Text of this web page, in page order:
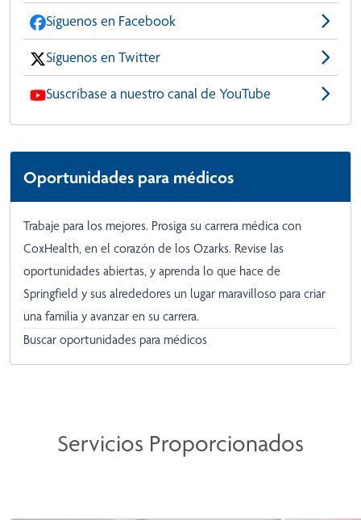
Síguenos en Facebook
Síguenos en Twitter
Suscríbase a nuestro canal de YouTube
Oportunidades para médicos
Trabaje para los mejores. Prosiga su carrera médica con
CoxHealth, en el corazón de los Ozarks. Revise las
oportunidades abiertas, y aprenda lo que hace de
Springfield y sus alrededores un lugar maravilloso para criar
una familia y avanzar en su carrera.
Buscar oportunidades para médicos
Servicios Proporcionados